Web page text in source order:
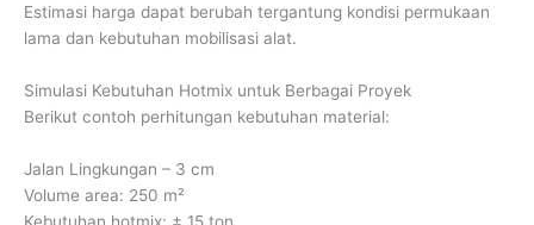
Estimasi harga dapat berubah tergantung kondisi permukaan
lama dan kebutuhan mobilisasi alat.
Simulasi Kebutuhan Hotmix untuk Berbagai Proyek
Berikut contoh perhitungan kebutuhan material:
Jalan Lingkungan – 3 cm
Volume area: 250 m²